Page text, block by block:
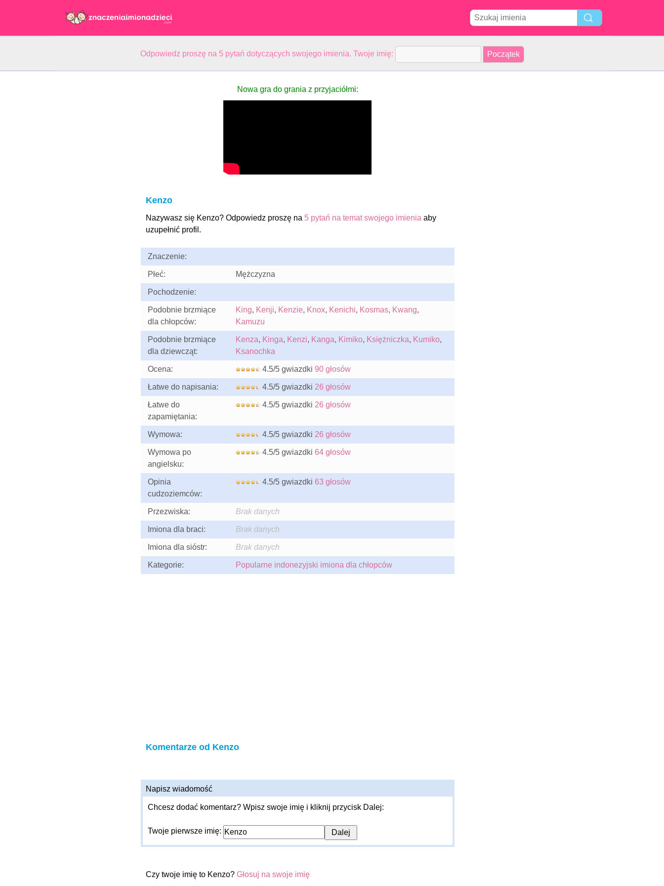
Odpowiedz proszę na 5 pytań dotyczących swojego imienia. Twoje imię:
Nowa gra do grania z przyjaciółmi:
Kenzo
Nazywasz się Kenzo? Odpowiedz proszę na 5 pytań na temat swojego imienia aby
uzupełnić profil.
Znaczenie:
Płeć: Mężczyzna
Pochodzenie:
Podobnie brzmiące
dla chłopców:
King, Kenji, Kenzie, Knox, Kenichi, Kosmas, Kwang,
Kamuzu
Podobnie brzmiące
dla dziewcząt:
Kenza, Kinga, Kenzi, Kanga, Kimiko, Księżniczka, Kumiko,
Ksanochka
Ocena: 4.5/5 gwiazdki 90 głosów
Łatwe do napisania: 4.5/5 gwiazdki 26 głosów
Łatwe do
zapamiętania:
4.5/5 gwiazdki 26 głosów
Wymowa: 4.5/5 gwiazdki 26 głosów
Wymowa po
angielsku:
4.5/5 gwiazdki 64 głosów
Opinia
cudzoziemców:
4.5/5 gwiazdki 63 głosów
Przezwiska: Brak danych
Imiona dla braci: Brak danych
Imiona dla sióstr: Brak danych
Kategorie: Popularne indonezyjski imiona dla chłopców
Komentarze od Kenzo
Napisz wiadomość
Chcesz dodać komentarz? Wpisz swoje imię i kliknij przycisk Dalej:
Twoje pierwsze imię:
Czy twoje imię to Kenzo? Głosuj na swoje imię